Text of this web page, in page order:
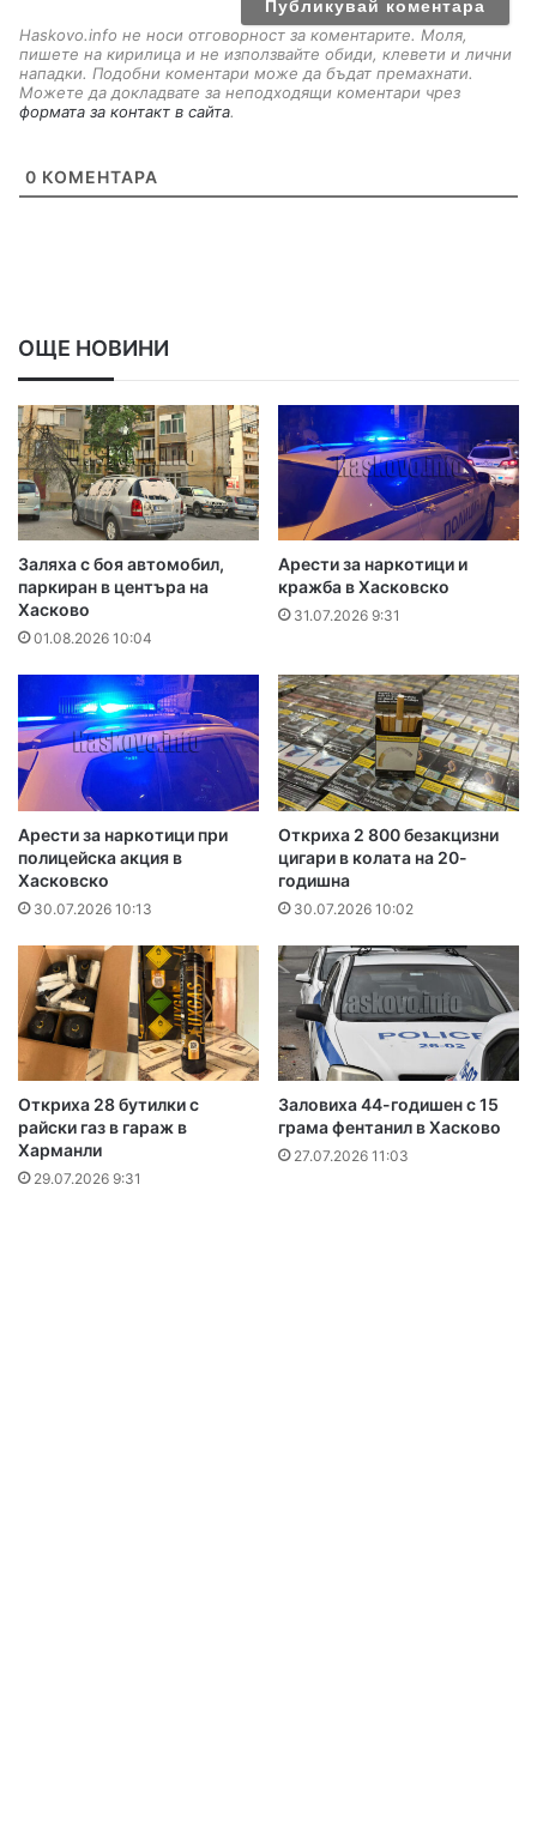
Haskovo.info не носи отговорност за коментарите. Моля,
пишете на кирилица и не използвайте обиди, клевети и лични
нападки. Подобни коментари може да бъдат премахнати.
Можете да докладвате за неподходящи коментари чрез
формата за контакт в сайта.
0 КОМЕНТАРА
ОЩЕ НОВИНИ
Заляха с боя автомобил,
паркиран в центъра на
Хасково
01.08.2026 10:04
Арести за наркотици и
кражба в Хасковско
31.07.2026 9:31
Арести за наркотици при
полицейска акция в
Хасковско
30.07.2026 10:13
Откриха 2 800 безакцизни
цигари в колата на 20-
годишна
30.07.2026 10:02
Откриха 28 бутилки с
райски газ в гараж в
Харманли
29.07.2026 9:31
Заловиха 44-годишен с 15
грама фентанил в Хасково
27.07.2026 11:03